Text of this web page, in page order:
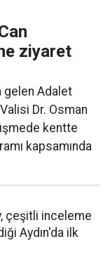
ziyaret
gelen Adalet
Valisi Dr. Osman
kentte
kapsamında
çeşitli inceleme
Aydın'da ilk